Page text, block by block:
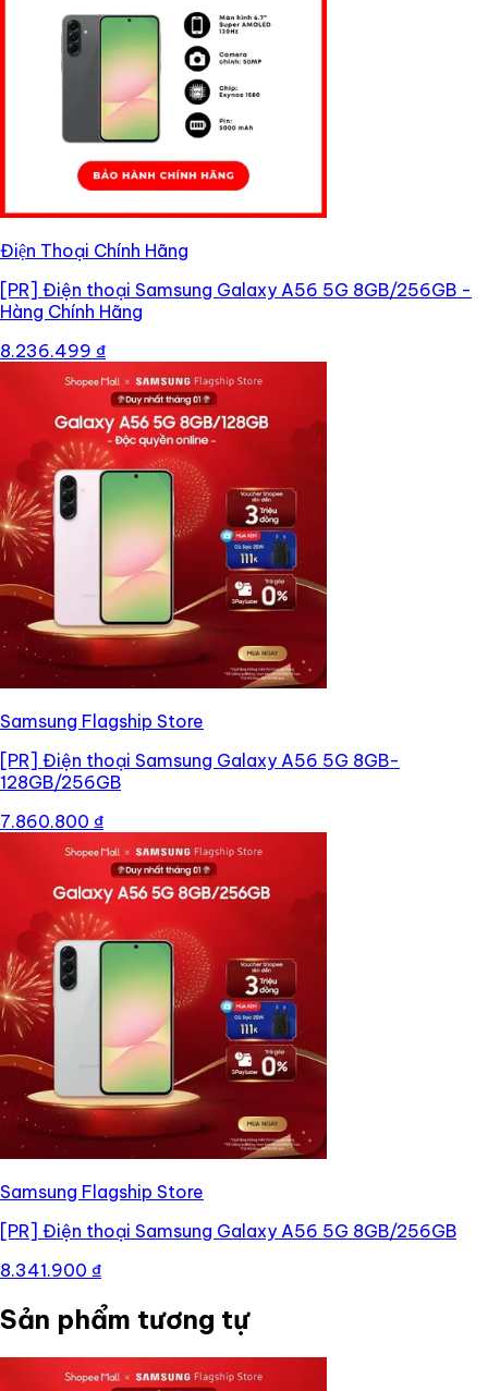
Điện Thoại Chính Hãng
[PR] Điện thoại Samsung Galaxy A56 5G 8GB/256GB -
Hàng Chính Hãng
8.236.499 ₫
Samsung Flagship Store
[PR] Điện thoại Samsung Galaxy A56 5G 8GB-
128GB/256GB
7.860.800 ₫
Samsung Flagship Store
[PR] Điện thoại Samsung Galaxy A56 5G 8GB/256GB
8.341.900 ₫
Sản phẩm tương tự